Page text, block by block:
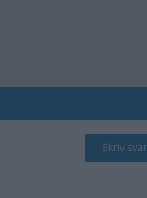
Skriv svar